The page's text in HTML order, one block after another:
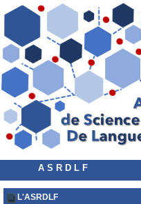
A S R D L F
L'ASRDLF